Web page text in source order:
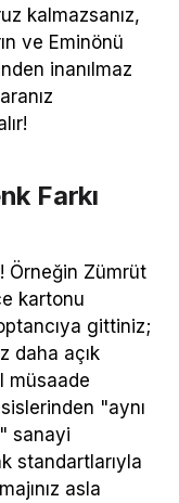
kalmazsanız,
ve Eminönü
inanılmaz
Farkı
Örneğin Zümrüt
kartonu
gittiniz;
daha açık
müsaade
"aynı
sanayi
standartlarıyla
asla